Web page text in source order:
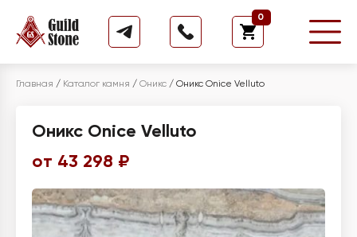
0
Главная / Каталог камня / Оникс / Оникс Onice Velluto
Оникс Onice Velluto
от 43 298 ₽